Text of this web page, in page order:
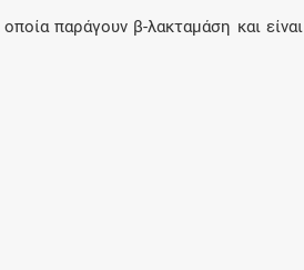
παράγουν β-λακταμάση και είναι